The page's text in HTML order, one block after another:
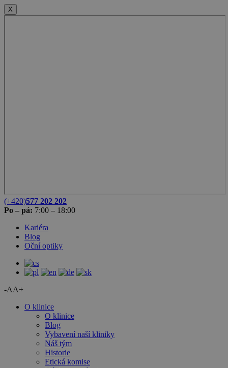
X
(+420)577 202 202
Po – pá: 7:00 – 18:00
Kariéra
Blog
Oční optiky
-AA+
O klinice
O klinice
Blog
Vybavení naší kliniky
Náš tým
Historie
Etická komise